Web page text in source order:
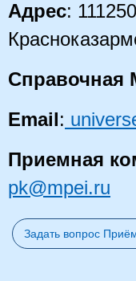
Адрес:
Справочная
Email:
Приемная
pk@mpei.ru
Задать вопрос